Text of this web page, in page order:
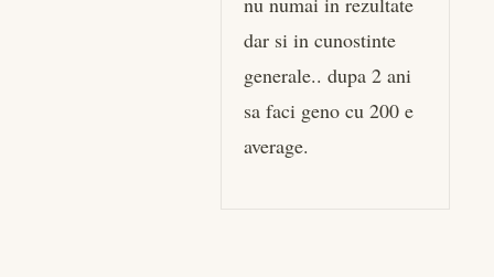
dar si in cunostinte
generale.. dupa 2 ani
sa faci geno cu 200 e
average.